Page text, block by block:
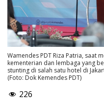
Wamendes PDT Riza Patria, saat
kementerian dan lembaga yang
stunting di salah satu hotel di
(Foto: Dok Kemendes PDT)
226